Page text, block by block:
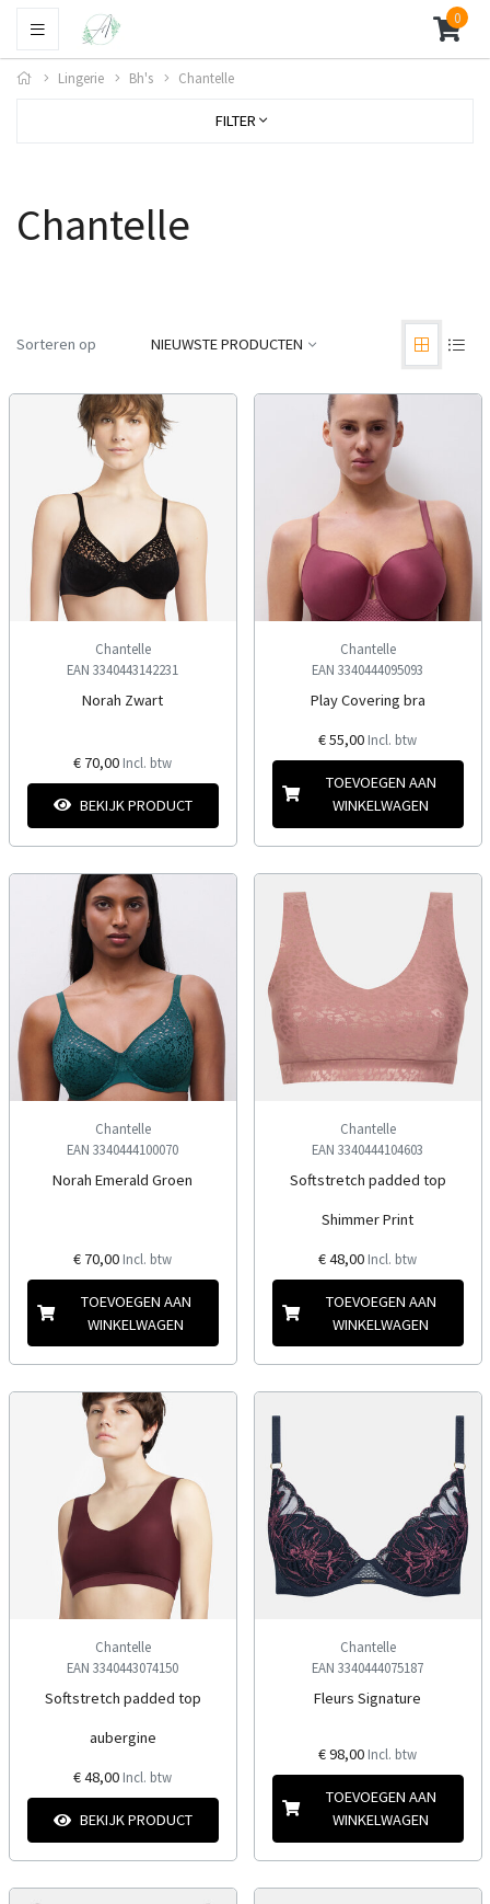
0
Lingerie Bh's Chantelle
FILTER
Chantelle
Sorteren op NIEUWSTE PRODUCTEN
Chantelle
EAN 3340443142231
Norah Zwart
€ 70,00 Incl. btw
BEKIJK PRODUCT
Chantelle
EAN 3340444095093
Play Covering bra
€ 55,00 Incl. btw
TOEVOEGEN AAN
WINKELWAGEN
Chantelle
EAN 3340444100070
Norah Emerald Groen
€ 70,00 Incl. btw
TOEVOEGEN AAN
WINKELWAGEN
Chantelle
EAN 3340444104603
Softstretch padded top
Shimmer Print
€ 48,00 Incl. btw
TOEVOEGEN AAN
WINKELWAGEN
Chantelle
EAN 3340443074150
Softstretch padded top
aubergine
€ 48,00 Incl. btw
BEKIJK PRODUCT
Chantelle
EAN 3340444075187
Fleurs Signature
€ 98,00 Incl. btw
TOEVOEGEN AAN
WINKELWAGEN